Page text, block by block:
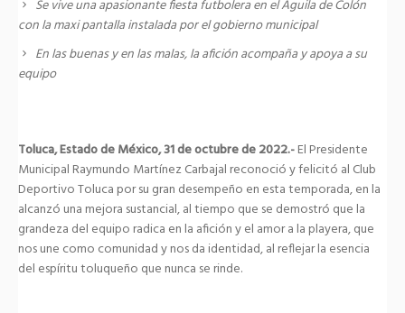
Se vive una apasionante fiesta futbolera en el Águila de Colón
con la maxi pantalla instalada por el gobierno municipal
En las buenas y en las malas, la afición acompaña y apoya a su
equipo
Toluca, Estado de México, 31 de octubre de 2022.-El Presidente
Municipal Raymundo Martínez Carbajal reconoció y felicitó al Club
Deportivo Toluca por su gran desempeño en esta temporada, en la
alcanzó una mejora sustancial, al tiempo que se demostró que la
grandeza del equipo radica en la afición y el amor a la playera, que
nos une como comunidad y nos da identidad, al reflejar la esencia
del espíritu toluqueño que nunca se rinde.